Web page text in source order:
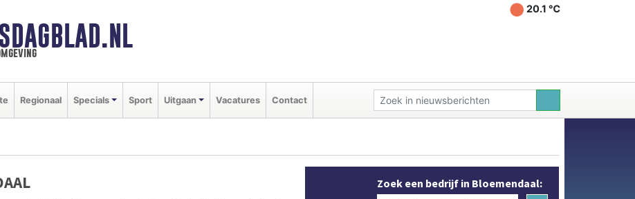
20.1 ℃
Regionaal Specials Sport Uitgaan Vacatures Contact
Zoek een bedrijf in Bloemendaal: